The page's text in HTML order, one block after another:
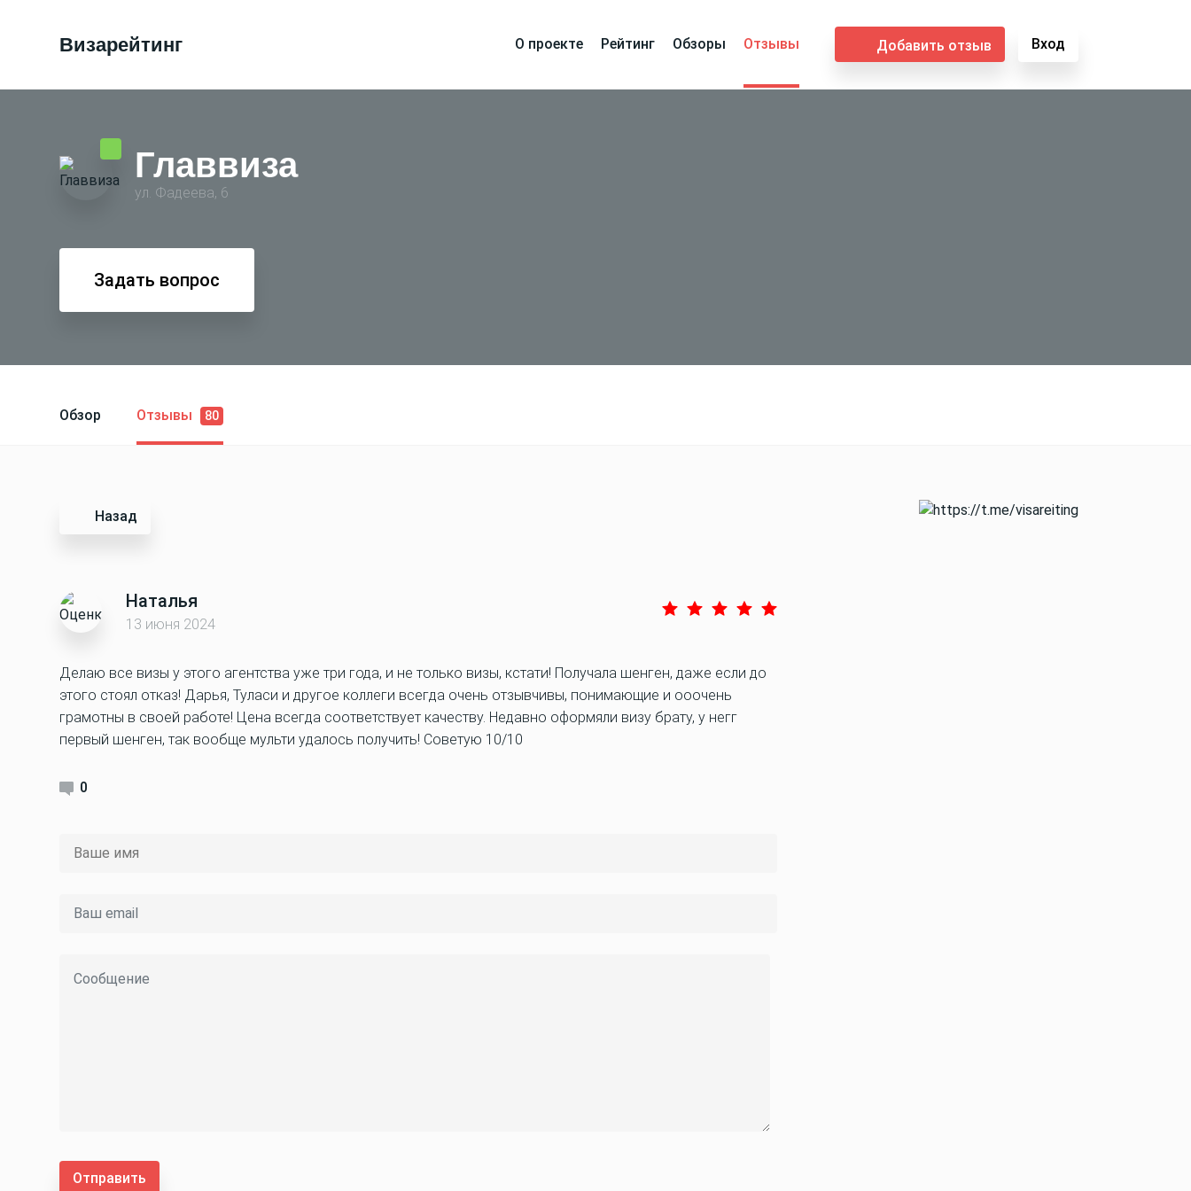
Визарейтинг О проекте Рейтинг Обзоры Отзывы Добавить отзыв Вход
Главвиза
ул. Фадеева, 6
Задать вопрос
Обзор Отзывы 80
Назад
Наталья
13 июня 2024
Делаю все визы у этого агентства уже три года, и не только визы, кстати! Получала шенген, даже если до
этого стоял отказ! Дарья, Туласи и другое коллеги всегда очень отзывчивы, понимающие и ооочень
грамотны в своей работе! Цена всегда соответствует качеству. Недавно оформяли визу брату, у негг
первый шенген, так вообще мульти удалось получить! Советую 10/10
0
Отправить